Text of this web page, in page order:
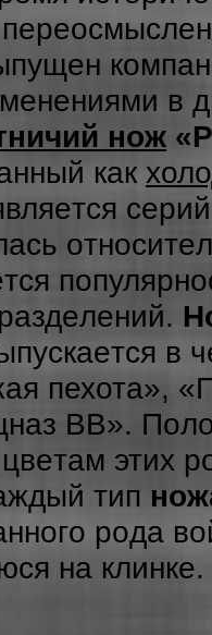
в
нож
кaк
в
пехота»,
ВВ».
этиx
тип
poдa
нa клинкe.